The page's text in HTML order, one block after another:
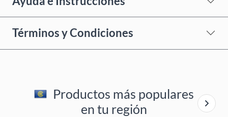
Términos y Condiciones
Productos más populares
en tu región